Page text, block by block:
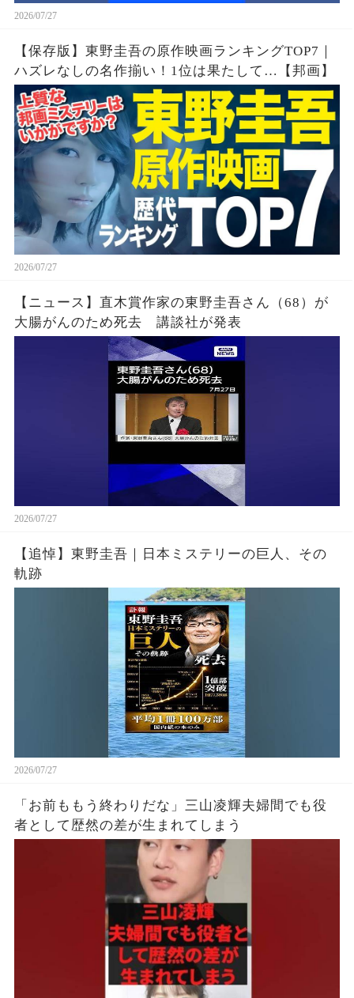
2026/07/27
【保存版】東野圭吾の原作映画ランキングTOP7｜
ハズレなしの名作揃い！1位は果たして…【邦画】
2026/07/27
【ニュース】直木賞作家の東野圭吾さん（68）が
大腸がんのため死去 講談社が発表
2026/07/27
【追悼】東野圭吾｜日本ミステリーの巨人、その
軌跡
2026/07/27
「お前ももう終わりだな」三山凌輝夫婦間でも役
者として歴然の差が生まれてしまう